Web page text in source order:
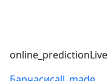
online_predictionLive